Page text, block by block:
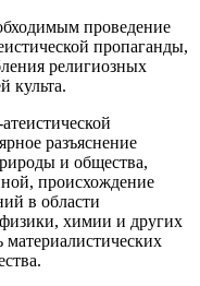
проведение
пропаганды,
религиозных
культа.
разъяснение
и общества,
происхождение
в области
химии и других